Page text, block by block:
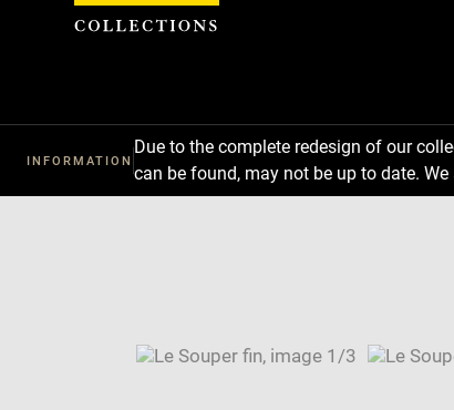
INFORMATION
Due to the complete redesign of our
can be found, may not be up to date.
window
SKIP IMAGE CAROUSEL
Cookies management panel